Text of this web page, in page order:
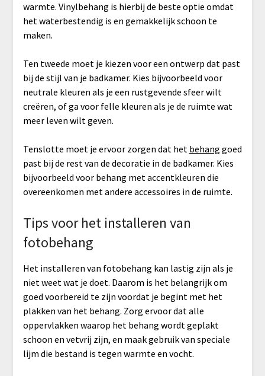
warmte. Vinylbehang is hierbij de beste optie omdat
het waterbestendig is en gemakkelijk schoon te
maken.
Ten tweede moet je kiezen voor een ontwerp dat past
bij de stijl van je badkamer. Kies bijvoorbeeld voor
neutrale kleuren als je een rustgevende sfeer wilt
creëren, of ga voor felle kleuren als je de ruimte wat
meer leven wilt geven.
Tenslotte moet je ervoor zorgen dat het behang goed
past bij de rest van de decoratie in de badkamer. Kies
bijvoorbeeld voor behang met accentkleuren die
overeenkomen met andere accessoires in de ruimte.
Tips voor het installeren van
fotobehang
Het installeren van fotobehang kan lastig zijn als je
niet weet wat je doet. Daarom is het belangrijk om
goed voorbereid te zijn voordat je begint met het
plakken van het behang. Zorg ervoor dat alle
oppervlakken waarop het behang wordt geplakt
schoon en vetvrij zijn, en maak gebruik van speciale
lijm die bestand is tegen warmte en vocht.